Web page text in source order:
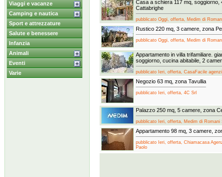
Viaggi e vacanze
Camping e nautica
Sport e attrezzature
Salute e benessere
Infanzia
Animali
Eventi
Varie
Casa a schiera 117 mq, soggiorno,
Cattabrighe
pubblicato Oggi, offerta, Medim di
Rustico 220 mq, 3 camere, zona
pubblicato Oggi, offerta, Medim di
Appartamento in villa trifamiliare.
soggiorno, cucina abitabile, 2
pubblicato Ieri, offerta, CasaFacile
Negozio 63 mq, zona Tavullia
pubblicato Ieri, offerta, 4C Srl
Palazzo 250 mq, 5 camere, zona
pubblicato Ieri, offerta, Medim di Romani
Appartamento 98 mq, 3 camere,
pubblicato Ieri, offerta, Chiamacasa
Paolo